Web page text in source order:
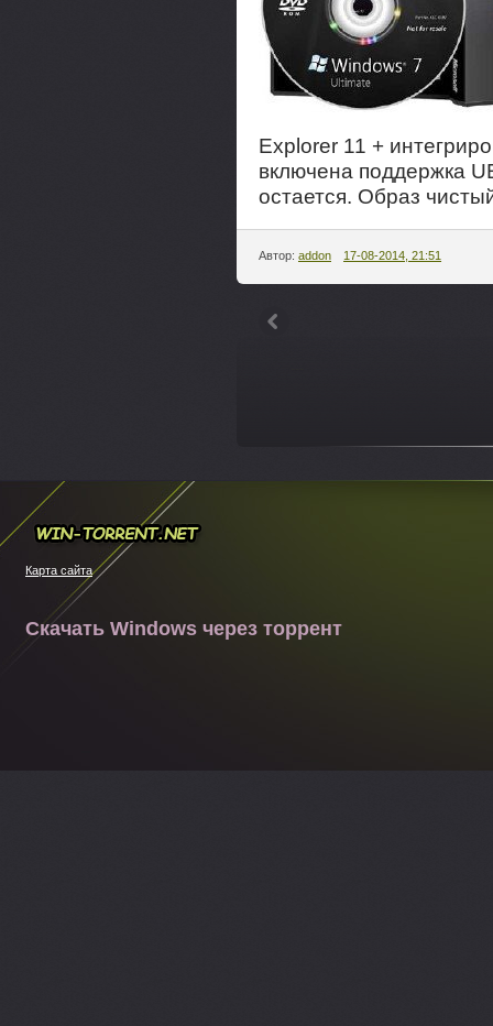
Explorer 11 +
включена поддержка
остается. Образ
Автор: addon 17-08-2014, 21:51
Карта сайта
Скачать Windows через торрент